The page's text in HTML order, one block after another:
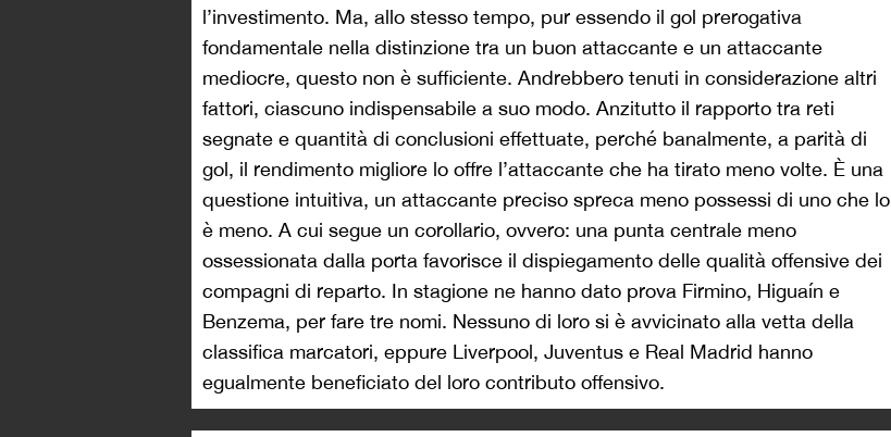
l’investimento. Ma, allo stesso tempo, pur essendo il gol prerogativa
fondamentale nella distinzione tra un buon attaccante e un attaccante
mediocre, questo non è sufficiente. Andrebbero tenuti in considerazione altri
fattori, ciascuno indispensabile a suo modo. Anzitutto il rapporto tra reti
segnate e quantità di conclusioni effettuate, perché banalmente, a parità di
gol, il rendimento migliore lo offre l’attaccante che ha tirato meno volte. È una
questione intuitiva, un attaccante preciso spreca meno possessi di uno che lo
è meno. A cui segue un corollario, ovvero: una punta centrale meno
ossessionata dalla porta favorisce il dispiegamento delle qualità offensive dei
compagni di reparto. In stagione ne hanno dato prova Firmino, Higuaín e
Benzema, per fare tre nomi. Nessuno di loro si è avvicinato alla vetta della
classifica marcatori, eppure Liverpool, Juventus e Real Madrid hanno
egualmente beneficiato del loro contributo offensivo.